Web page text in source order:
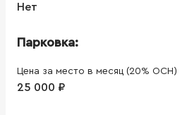
Нет
Парковка:
Цена за место в месяц (20% ОСН)
25 000 ₽